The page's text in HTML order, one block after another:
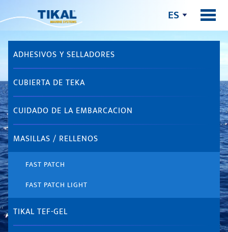
ES
ADHESIVOS Y SELLADORES
CUBIERTA DE TEKA
CUIDADO DE LA EMBARCACION
MASILLAS / RELLENOS
FAST PATCH
FAST PATCH LIGHT
TIKAL TEF-GEL